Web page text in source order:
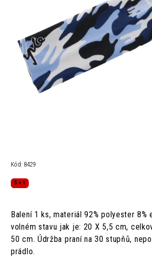
Kód: 8429
5 + 1
Balení 1 ks, materiál 92% polyester 8%
volném stavu jak je: 20 X 5,5 cm,
50 cm. Údržba praní na 30 stupňů,
prádlo.